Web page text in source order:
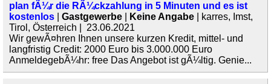
plan fÃ¼r die RÃ¼ckzahlung in 5 Minuten und es ist
kostenlos
Gastgewerbe Keine Angabe | karres, Imst,
Tirol, Österreich | 23.06.2021
Wir gewÃ¤hren Ihnen unsere kurzen Kredit, mittel- und
langfristig Credit: 2000 Euro bis 3.000.000 Euro
AnmeldegebÃ¼hr: free Das Angebot ist gÃ¼ltig. Genie...